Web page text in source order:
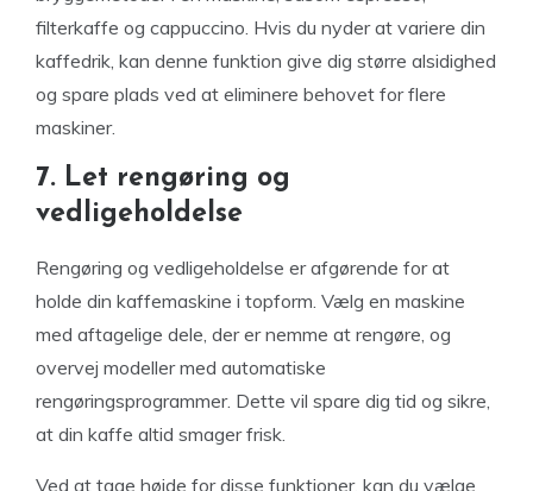
filterkaffe og cappuccino. Hvis du nyder at variere din
kaffedrik, kan denne funktion give dig større alsidighed
og spare plads ved at eliminere behovet for flere
maskiner.
7. Let rengøring og
vedligeholdelse
Rengøring og vedligeholdelse er afgørende for at
holde din kaffemaskine i topform. Vælg en maskine
med aftagelige dele, der er nemme at rengøre, og
overvej modeller med automatiske
rengøringsprogrammer. Dette vil spare dig tid og sikre,
at din kaffe altid smager frisk.
Ved at tage højde for disse funktioner, kan du vælge